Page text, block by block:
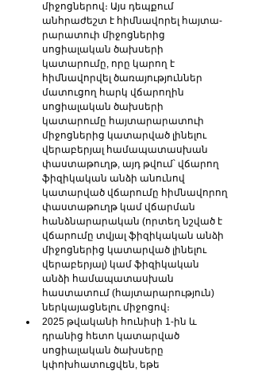
միջոցներով։ Այս դեպքում
անհրաժեշտ է հիմնավորել հայտա­
րարատուի միջոցներից
սոցիալական ծախսերի
կատարումը, որը կարող է
հիմնավորվել ծառա­յություններ
մատուցող հարկ վճարողին
սոցիալական ծախսերի
կատարումը հայտարա­րատուի
միջոցներից կատարված լինելու
վերաբերյալ համապատասխան
փաստաթուղթ, այդ թվում՝ վճարող
ֆիզիկական անձի անունով
կատարված վճարումը հիմնավորող
փաստաթուղթ կամ վճարման
հանձնարարական (որտեղ նշված է
վճարումը տվյալ ֆիզի­կական անձի
միջոցներից կատարված լինելու
վերաբերյալ) կամ ֆիզիկական
անձի համապատասխան
հաստատում (հայտարարություն)
ներկայացնելու միջոցով։
2025 թվականի հունիսի 1-ին և
դրանից հետո կատարված
սոցիալական ծախսերը
կփոխհատուցվեն, եթե